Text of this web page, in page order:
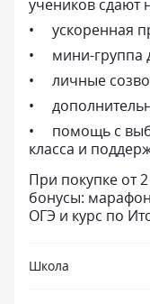
учеников сдают
ускоренная
мини-группа
личные
помощь с
класса и
При покупке от
бонусы:
ОГЭ и курс по
Школа